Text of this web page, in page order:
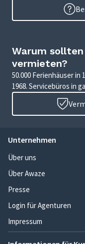
Warum
vermieten?
50.000 Ferienhäuser
1968. Servicebüros in
Unternehmen
Über uns
Über Awaze
Presse
Login für Agenturen
Impressum